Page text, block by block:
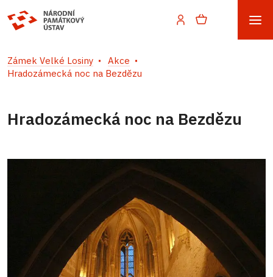
Zámek Velké Losiny
Akce
Hradozámecká noc na Bezdězu
Hradozámecká noc na Bezdězu